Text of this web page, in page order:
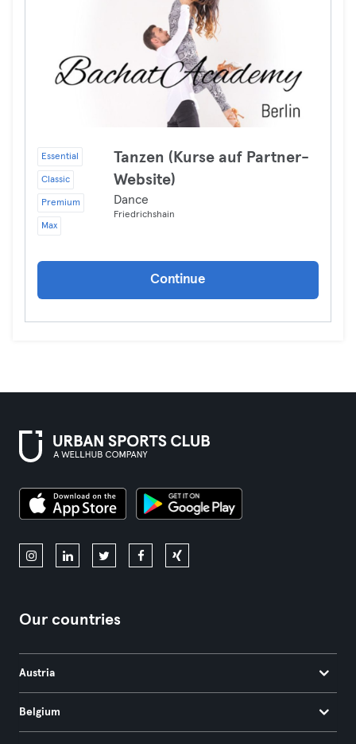
Essential
Classic
Premium
Max
Tanzen (Kurse auf Partner-
Website)
Dance
Friedrichshain
Continue
Our countries
Austria
Belgium